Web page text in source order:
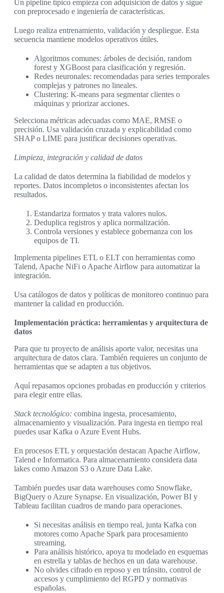
Un pipeline típico empieza con adquisición de datos y sigue
con preprocesado e ingeniería de características.
Luego realiza entrenamiento, validación y despliegue. Esta
secuencia mantiene modelos operativos útiles.
Algoritmos comunes: árboles de decisión, random
forest y XGBoost para clasificación y regresión.
Redes neuronales: recomendadas para series temporales
complejas y patrones no lineales.
Clustering: K-means para segmentar clientes o
máquinas y priorizar acciones.
Selecciona métricas adecuadas como MAE, RMSE o
precisión. Usa validación cruzada y explicabilidad como
SHAP o LIME para justificar decisiones operativas.
Limpieza, integración y calidad de datos
La calidad de datos determina la fiabilidad de modelos y
reportes. Datos incompletos o inconsistentes afectan los
resultados.
Estandariza formatos y trata valores nulos.
Deduplica registros y aplica normalización.
Controla versiones y establece gobernanza con los
equipos de TI.
Implementa pipelines ETL o ELT con herramientas como
Talend, Apache NiFi o Apache Airflow para automatizar la
integración.
Usa catálogos de datos y políticas de monitoreo continuo para
mantener la calidad en producción.
Implementación práctica: herramientas y arquitectura de
datos
Para que tu proyecto de análisis aporte valor, necesitas una
arquitectura de datos clara. También requieres un conjunto de
herramientas que se adapten a tus objetivos.
Aquí repasamos opciones probadas en producción y criterios
para elegir entre ellas.
Stack tecnológico: combina ingesta, procesamiento,
almacenamiento y visualización. Para ingesta en tiempo real
puedes usar Kafka o Azure Event Hubs.
En procesos ETL y orquestación destacan Apache Airflow,
Talend e Informatica. Para almacenamiento considera data
lakes como Amazon S3 o Azure Data Lake.
También puedes usar data warehouses como Snowflake,
BigQuery o Azure Synapse. En visualización, Power BI y
Tableau facilitan cuadros de mando para operaciones.
Si necesitas análisis en tiempo real, junta Kafka con
motores como Apache Spark para procesamiento
streaming.
Para análisis histórico, apoya tu modelado en esquemas
en estrella y tablas de hechos en un data warehouse.
No olvides cifrado en reposo y en tránsito, control de
accesos y cumplimiento del RGPD y normativas
españolas.